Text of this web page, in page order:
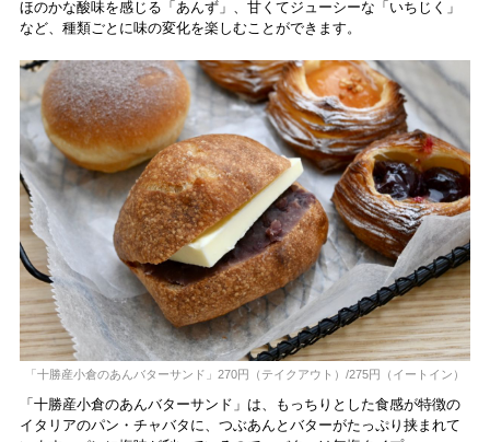
ほのかな酸味を感じる「あんず」、甘くてジューシーな「いちじく」
など、種類ごとに味の変化を楽しむことができます。
「十勝産小倉のあんバターサンド」270円（テイクアウト）/275円（イートイン）
「十勝産小倉のあんバターサンド」は、もっちりとした食感が特徴の
イタリアのパン・チャバタに、つぶあんとバターがたっぷり挟まれて